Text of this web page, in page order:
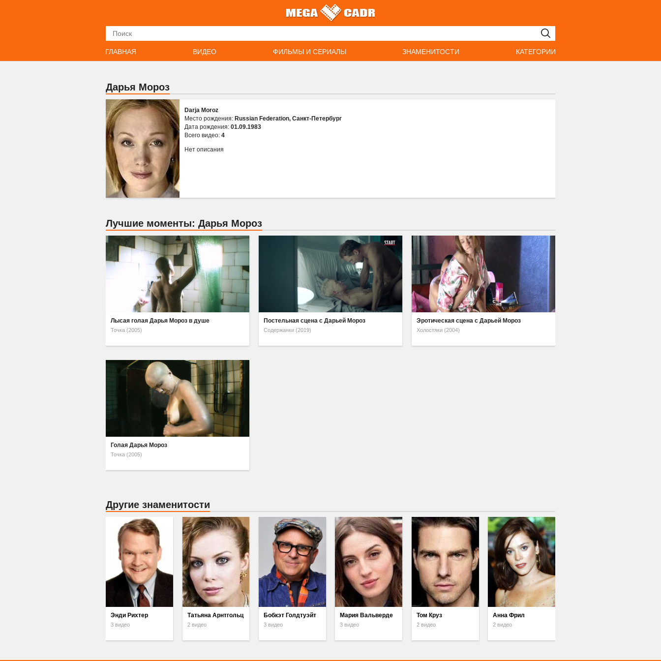
ГЛАВНАЯ ВИДЕО ФИЛЬМЫ И СЕРИАЛЫ ЗНАМЕНИТОСТИ КАТЕГОРИИ
Дарья Мороз
Darja Moroz
Место рождения: Russian Federation, Санкт-Петербург
Дата рождения: 01.09.1983
Всего видео: 4
Нет описания
Лучшие моменты: Дарья Мороз
Лысая голая Дарья Мороз в душе
Точка (2005)
Постельная сцена с Дарьей Мороз
Содержанки (2019)
Эротическая сцена с Дарьей Мороз
Холостяки (2004)
Голая Дарья Мороз
Точка (2005)
Другие знаменитости
Энди Рихтер
3 видео
Татьяна Арнтгольц
2 видео
Бобкэт Голдтуэйт
3 видео
Мария Вальверде
3 видео
Том Круз
2 видео
Анна Фрил
2 видео